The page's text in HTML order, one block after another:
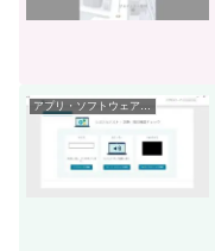
アプリ・ソフトウェア・サービス